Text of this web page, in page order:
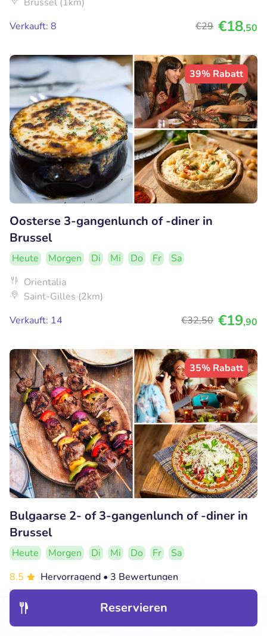
Entdecken
Reservieren
Verkauft: 8
€29 €18,50
39% Rabatt
Oosterse 3-gangenlunch of -diner in
Brussel
Heute Morgen Di Mi Do Fr
Sa
Orientalia
Saint-Gilles (2km)
Verkauft: 14
€32,50 €19,90
35% Rabatt
Bulgaarse 2- of 3-gangenlunch of -diner in
Brussel
Heute Morgen Di Mi Do Fr
Sa
8.5
Hervorragend • 3 Bewertungen
Izvora
Schaarbeek (2km)